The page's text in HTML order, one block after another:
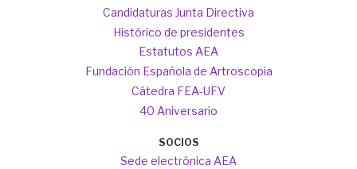
Candidaturas Junta Directiva
Histórico de presidentes
Estatutos AEA
Fundación Española de Artroscopia
Cátedra FEA-UFV
40 Aniversario
SOCIOS
Sede electrónica AEA